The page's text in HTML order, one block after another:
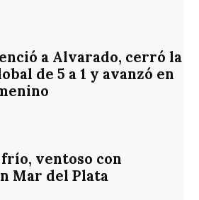
a Alvarado, cerró la
de 5 a 1 y avanzó en
frío, ventoso con
Mar del Plata